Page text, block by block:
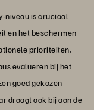
niveau is cruciaal
en het beschermen
prioriteiten,
evalueren bij het
goed gekozen
draagt ook bij aan de